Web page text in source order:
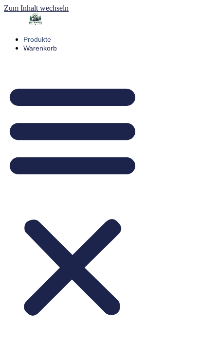
Zum Inhalt wechseln
Produkte
Warenkorb